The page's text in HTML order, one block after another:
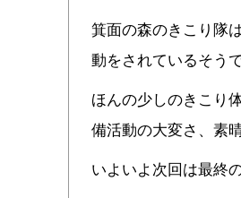
箕面の森のきこり隊
動をされているそう
ほんの少しのきこり
備活動の大変さ、素
いよいよ次回は最終